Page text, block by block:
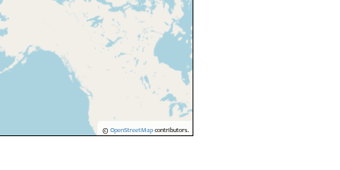
© OpenStreetMapcontributors.